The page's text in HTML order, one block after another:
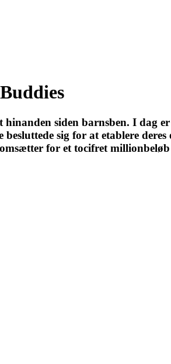
siden barnsben. I dag
sig for at etablere
for et tocifret